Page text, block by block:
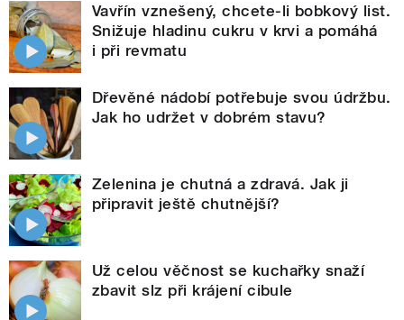
Vavřín vznešený, chcete-li bobkový list.
Snižuje hladinu cukru v krvi a pomáhá
i při revmatu
Dřevěné nádobí potřebuje svou údržbu.
Jak ho udržet v dobrém stavu?
Zelenina je chutná a zdravá. Jak ji
připravit ještě chutnější?
Už celou věčnost se kuchařky snaží
zbavit slz při krájení cibule